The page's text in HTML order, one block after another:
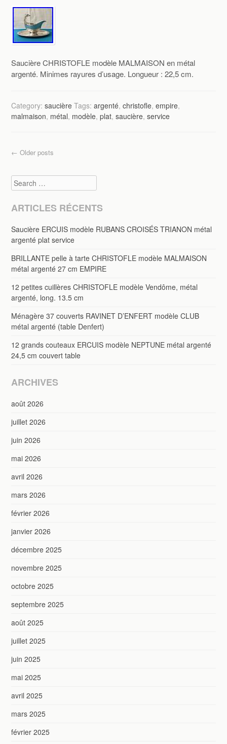
Saucière CHRISTOFLE modèle MALMAISON en métal
argenté. Minimes rayures d’usage. Longueur : 22,5 cm.
Category:saucière Tags:argenté,christofle,empire,
malmaison, métal, modèle,plat,saucière,service
Post navigation
← Older posts
Search
ARTICLES RÉCENTS
Saucière ERCUIS modèle RUBANS CROISÉS TRIANON métal
argenté plat service
BRILLANTE pelle à tarte CHRISTOFLE modèle MALMAISON
métal argenté 27 cm EMPIRE
12 petites cuillères CHRISTOFLE modèle Vendôme, métal
argenté, long. 13.5 cm
Ménagère 37 couverts RAVINET D’ENFERT modèle CLUB
métal argenté (table Denfert)
12 grands couteaux ERCUIS modèle NEPTUNE métal argenté
24,5 cm couvert table
ARCHIVES
août 2026
juillet 2026
juin 2026
mai 2026
avril 2026
mars 2026
février 2026
janvier 2026
décembre 2025
novembre 2025
octobre 2025
septembre 2025
août 2025
juillet 2025
juin 2025
mai 2025
avril 2025
mars 2025
février 2025